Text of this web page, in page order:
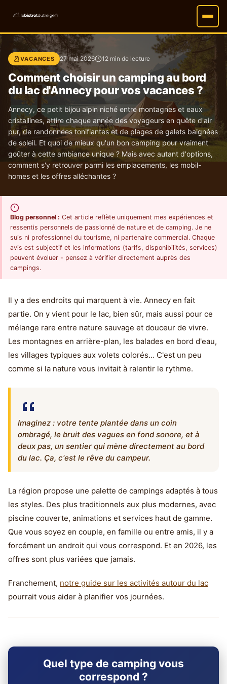
VACANCES 27 mai 2026 12 min de lecture
Comment choisir un camping au bord
du lac d'Annecy pour vos vacances ?
Annecy, ce petit bijou alpin niché entre montagnes et eaux
cristallines, attire chaque année des voyageurs en quête d'air
pur, de randonnées tonifiantes et de plages de galets baignées
de soleil. Et quoi de mieux qu'un bon camping pour vraiment
goûter à cette ambiance unique ? Mais avec autant d'options,
comment s'y retrouver parmi les emplacements, les mobil-
homes et les offres alléchantes ?
Blog personnel : Cet article reflète uniquement mes expériences et
ressentis personnels de passionné de nature et de camping. Je ne
suis ni professionnel du tourisme, ni partenaire commercial. Chaque
avis est subjectif et les informations (tarifs, disponibilités, services)
peuvent évoluer - pensez à vérifier directement auprès des
campings.
Il y a des endroits qui marquent à vie. Annecy en fait
partie. On y vient pour le lac, bien sûr, mais aussi pour ce
mélange rare entre nature sauvage et douceur de vivre.
Les montagnes en arrière-plan, les balades en bord d'eau,
les villages typiques aux volets colorés… C'est un peu
comme si la nature vous invitait à ralentir le rythme.
Imaginez : votre tente plantée dans un coin
ombragé, le bruit des vagues en fond sonore, et à
deux pas, un sentier qui mène directement au bord
du lac. Ça, c'est le rêve du campeur.
La région propose une palette de campings adaptés à tous
les styles. Des plus traditionnels aux plus modernes, avec
piscine couverte, animations et services haut de gamme.
Que vous soyez en couple, en famille ou entre amis, il y a
forcément un endroit qui vous correspond. Et en 2026, les
offres sont plus variées que jamais.
Franchement, notre guide sur les activités autour du lac
pourrait vous aider à planifier vos journées.
Quel type de camping vous
correspond ?